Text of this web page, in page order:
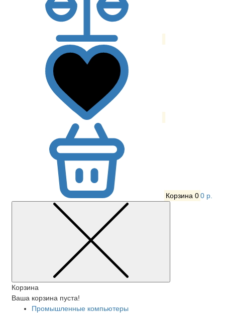
Корзина 00 р.
Корзина
Ваша корзина пуста!
Промышленные компьютеры